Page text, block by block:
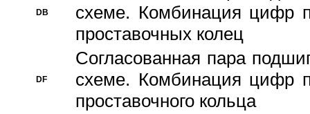
DB
схеме. Комбинация цифр
проставочных колец
DF
Согласованная пара
схеме. Комбинация цифр
проставочного кольца